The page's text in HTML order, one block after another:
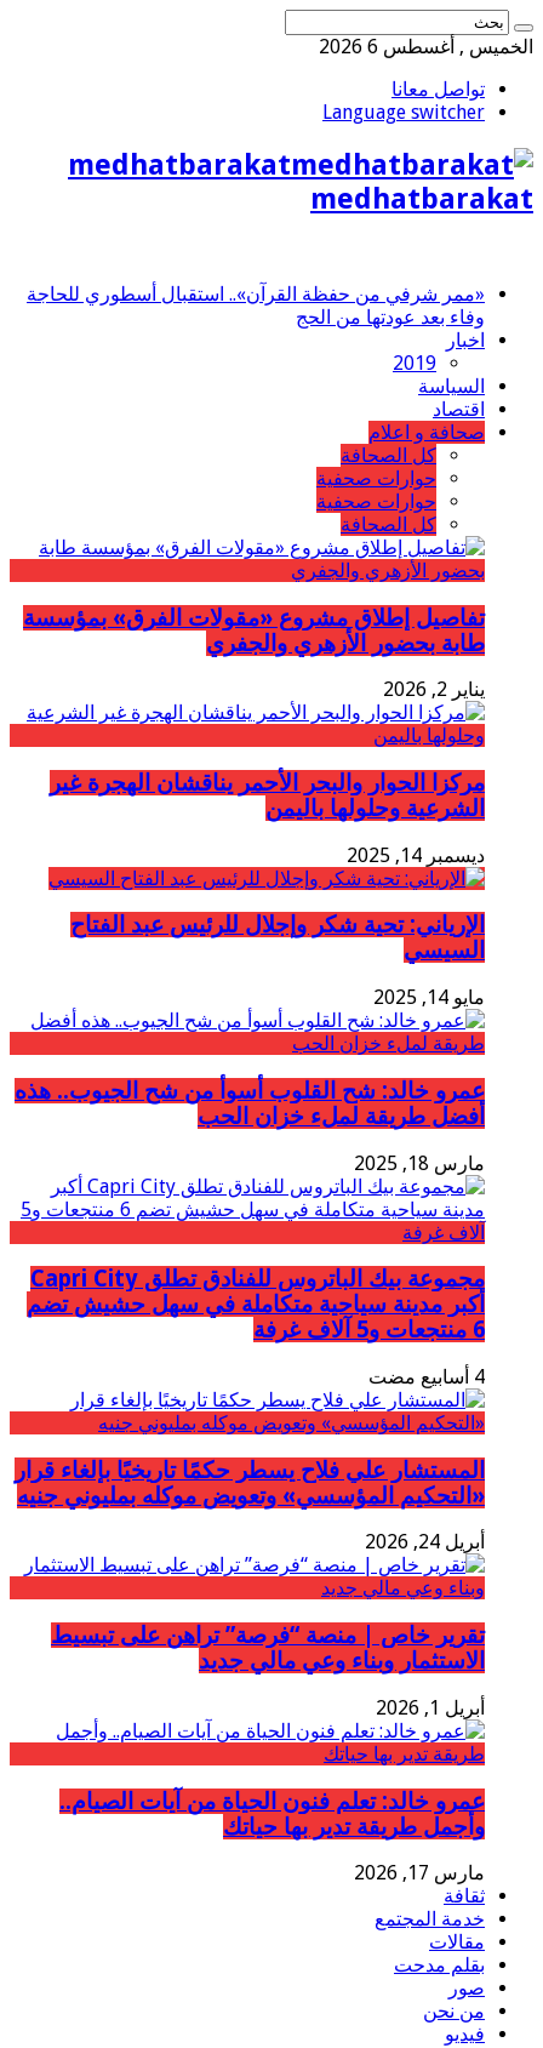
الخميس , أغسطس 6 2026
تواصل معانا
Language switcher
medhatbarakat
medhatbarakat
«ممر شرفي من حفظة القرآن».. استقبال أسطوري للحاجة
وفاء بعد عودتها من الحج
اخبار
2019
السياسة
اقتصاد
صحافة و اعلام
كل الصحافة
حوارات صحفية
حوارات صحفية
كل الصحافة
تفاصيل إطلاق مشروع «مقولات الفرق» بمؤسسة
طابة بحضور الأزهري والجفري
يناير 2, 2026
مركزا الحوار والبحر الأحمر يناقشان الهجرة غير
الشرعية وحلولها باليمن
ديسمبر 14, 2025
الإرياني: تحية شكر وإجلال للرئيس عبد الفتاح
السيسي
مايو 14, 2025
عمرو خالد: شح القلوب أسوأ من شح الجيوب.. هذه
أفضل طريقة لملء خزان الحب
مارس 18, 2025
مجموعة بيك الباتروس للفنادق تطلق Capri City
أكبر مدينة سياحية متكاملة في سهل حشيش تضم
6 منتجعات و5 آلاف غرفة
المستشار علي فلاح يسطر حكمًا تاريخيًا بإلغاء قرار
«التحكيم المؤسسي» وتعويض موكله بمليوني جنيه
أبريل 24, 2026
تقرير خاص | منصة “فرصة” تراهن على تبسيط
الاستثمار وبناء وعي مالي جديد
أبريل 1, 2026
عمرو خالد: تعلم فنون الحياة من آيات الصيام..
وأجمل طريقة تدير بها حياتك
مارس 17, 2026
ثقافة
خدمة المجتمع
مقالات
بقلم مدحت
صور
من نحن
فيديو